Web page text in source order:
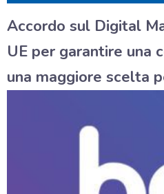
Accordo sul Digital
UE per garantire una
una maggiore scelta